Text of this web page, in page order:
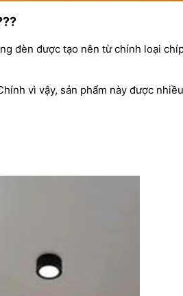
đèn được tạo nên từ chính loại
vì vậy, sản phẩm này được